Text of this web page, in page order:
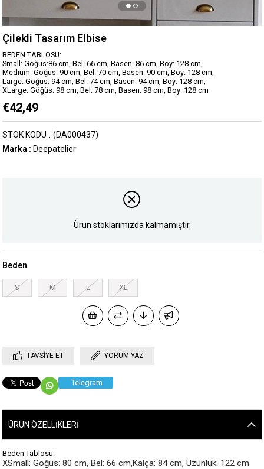
Çilekli Tasarım Elbise
BEDEN TABLOSU:
Small: Göğüs:86 cm, Bel: 66 cm, Basen: 86 cm, Boy: 128 cm,
Medium: Göğüs: 90 cm, Bel: 70 cm, Basen: 90 cm, Boy: 128 cm,
Large: Göğüs: 94 cm, Bel: 74 cm, Basen: 94 cm, Boy: 128 cm,
XLarge: Göğüs: 98 cm, Bel: 78 cm, Basen: 98 cm, Boy: 128 cm
€42,49
(DA000437)
STOK KODU
Marka : Deepatelier
Ürün stoklarımızda kalmamıştır.
Beden
S M L XL
TAVSIYE ET YORUM YAZ
Telegram
ÜRÜN ÖZELLIKLERI
Beden Tablosu:
XSmall: Göğüs: 80 cm, Bel: 66 cm,Kalça: 84 cm, Uzunluk: 122 cm